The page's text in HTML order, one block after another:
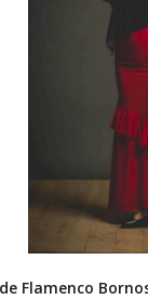
Flamenco